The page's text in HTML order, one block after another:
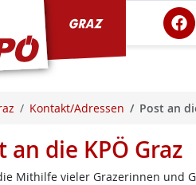
Kontakt/Adressen Post an
an die KPÖ Graz
Mithilfe vieler Grazerinnen und